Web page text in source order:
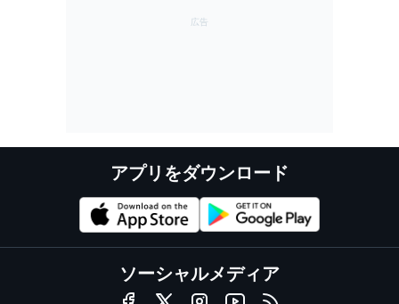
アプリをダウンロード
ソーシャルメディア